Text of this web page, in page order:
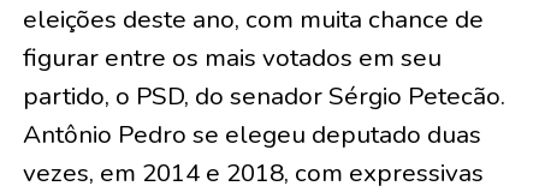
eleições deste ano, com muita chance de
figurar entre os mais votados em seu
partido, o PSD, do senador Sérgio Petecão.
Antônio Pedro se elegeu deputado duas
vezes, em 2014 e 2018, com expressivas